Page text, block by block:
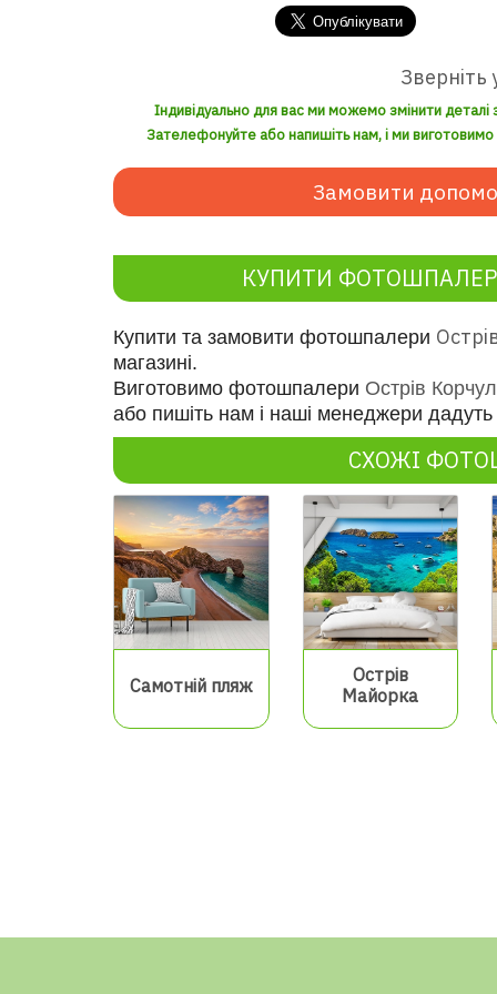
Зверніть
Індивідуально для вас ми можемо змінити
Зателефонуйте або напишіть нам, і ми
Замовити
КУПИТИ
Купити та замовити фотошпалери
магазині.
Виготовимо фотошпалери Острів
або пишіть нам і наші менеджери дадуть
СХОЖІ
Самотній пляж
Острів
Майорка